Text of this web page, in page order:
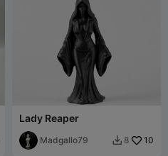
Lady Reaper
Madgallo79  8 10